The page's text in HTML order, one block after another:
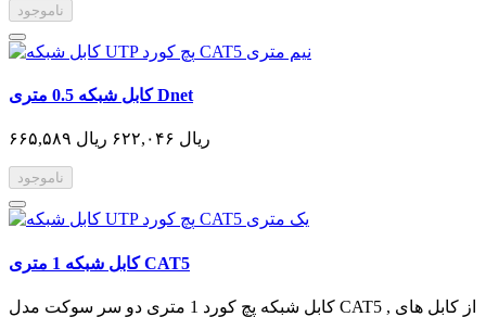
ناموجود
کابل شبکه 0.5 متری Dnet
۶۶۵,۵۸۹ ریال ۶۲۲,۰۴۶ ریال
ناموجود
کابل شبکه 1 متری CAT5
کابل شبکه پچ کورد 1 متری دو سر سوکت مدل CAT5 , از کابل های